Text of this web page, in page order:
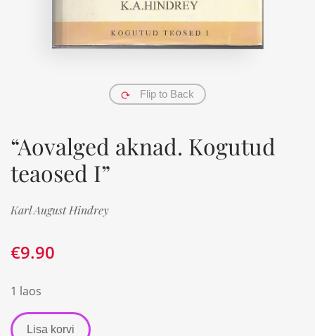
Flip to Back
“Aovalged aknad. Kogutud
teaosed I”
Karl August Hindrey
€9.90
1 laos
Lisa korvi